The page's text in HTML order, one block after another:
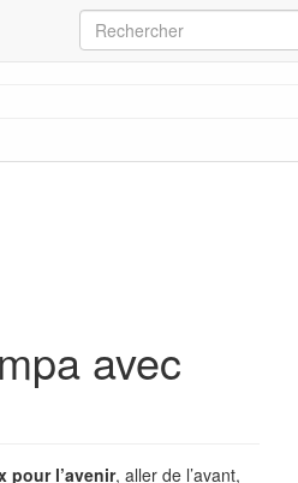
avec
pour l’avenir, aller de l’avant,